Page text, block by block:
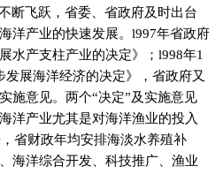
断飞跃，省委、省政府及时出台
洋产业的快速发展。 l997年省政府
水产支柱产业的决定》； l998年1
发展海洋经济的决定》，省政府又
施意见。两个“决定”及实施意见
洋产业尤其是对海洋渔业的投入
省财政年均安排海淡水养殖补
海洋综合开发、科技推广、渔业